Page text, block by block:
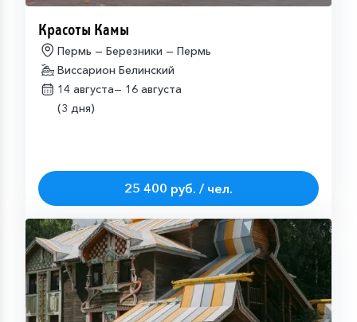
Красоты Камы
Пермь — Березники — Пермь
Виссарион Белинский
14 августа— 16 августа
(3 дня)
25 400 руб. / чел.